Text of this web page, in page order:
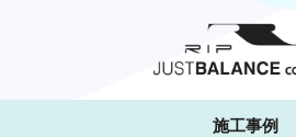
施工事例